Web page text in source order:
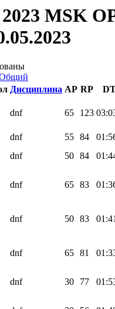
MSK
Дисциплина AP RP
dnf 65 123
dnf 55 84
dnf 50 84
dnf 65 83
dnf 50 83
dnf 65 81
dnf 30 77